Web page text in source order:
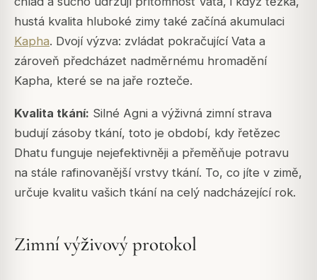
hustá kvalita hluboké zimy také začíná akumulaci
Kapha. Dvojí výzva: zvládat pokračující Vata a
zároveň předcházet nadměrnému hromadění
Kapha, které se na jaře rozteče.
Kvalita tkání: Silné Agni a výživná zimní strava
budují zásoby tkání, toto je období, kdy řetězec
Dhatu funguje nejefektivněji a přeměňuje potravu
na stále rafinovanější vrstvy tkání. To, co jíte v zimě,
určuje kvalitu vašich tkání na celý nadcházející rok.
Zimní výživový protokol